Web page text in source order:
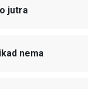
jutra
nema